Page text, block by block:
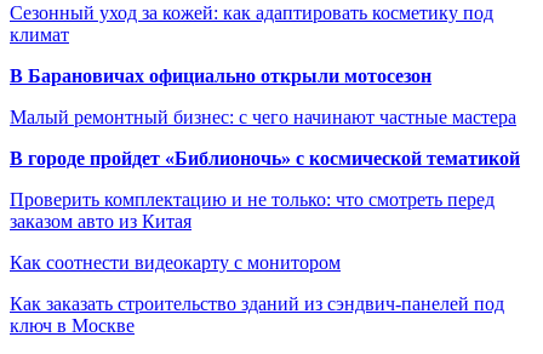
Сезонный уход за кожей: как адаптировать косметику под
климат
В Барановичах официально открыли мотосезон
Малый ремонтный бизнес: с чего начинают частные мастера
В городе пройдет «Библионочь» с космической тематикой
Проверить комплектацию и не только: что смотреть перед
заказом авто из Китая
Как соотнести видеокарту с монитором
Как заказать строительство зданий из сэндвич-панелей под
ключ в Москве